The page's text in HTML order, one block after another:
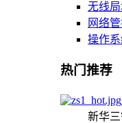
无线局
网络
操作
热门推荐
新华